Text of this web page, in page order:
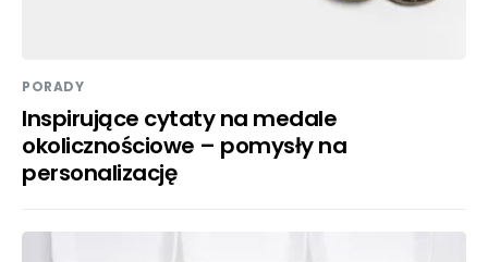
PORADY
Inspirujące cytaty na medale
okolicznościowe – pomysły na
personalizację